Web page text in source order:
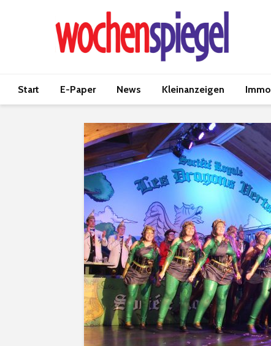
Start E-Paper News Kleinanzeigen Immo